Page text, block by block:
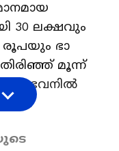
30 ലക്ഷവും
രൂപയും ഭാ​
തിരിഞ്ഞ് മൂന്ന്
ഭവനിൽ